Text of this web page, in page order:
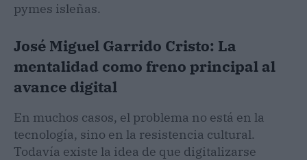
pymes isleñas.
José Miguel Garrido Cristo: La
mentalidad como freno principal al
avance digital
En muchos casos, el problema no está en la
tecnología, sino en la resistencia cultural.
Todavía existe la idea de que digitalizarse